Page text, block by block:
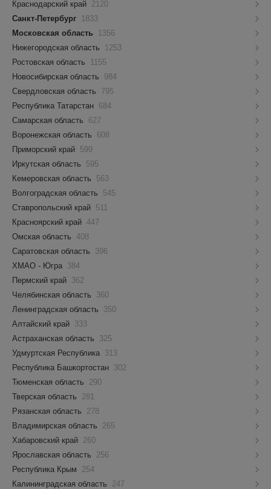
Краснодарский край 2120
Санкт-Петербург
1833
Московская область
1356
Нижегородская область
1253
Ростовская область
1155
Новосибирская область
984
Свердловская область
795
Республика Татарстан 684
Самарская область
627
Воронежская область
608
Приморский край 599
Иркутская область
595
Кемеровская область
563
Волгоградская область
545
Ставропольский край 511
Красноярский край 447
Омская область 408
Саратовская область
396
ХМАО - Югра 384
Пермский край 362
Челябинская область
360
Ленинградская область
350
Алтайский край 333
Астраханская область
325
Удмуртская Республика 313
Республика Башкортостан 302
Тюменская область
290
Тверская область
281
Рязанская область
278
Владимирская область
265
Хабаровский край 260
Ярославская область
256
Республика Крым
254
Калининградская область
247